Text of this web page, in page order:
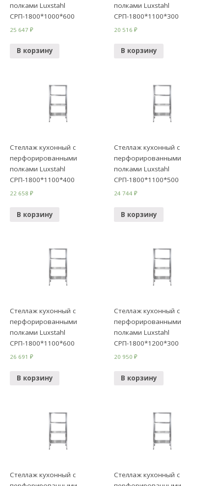
полками Luxstahl
СРП-1800*1000*600
25 647₽
В корзину
полками Luxstahl
СРП-1800*1100*300
20 516₽
В корзину
Стеллаж кухонный с
перфорированными
полками Luxstahl
СРП-1800*1100*400
22 658₽
В корзину
Стеллаж кухонный с
перфорированными
полками Luxstahl
СРП-1800*1100*500
24 744₽
В корзину
Стеллаж кухонный с
перфорированными
полками Luxstahl
СРП-1800*1100*600
26 691₽
В корзину
Стеллаж кухонный с
перфорированными
полками Luxstahl
СРП-1800*1200*300
20 950₽
В корзину
Стеллаж кухонный с
Стеллаж кухонный с